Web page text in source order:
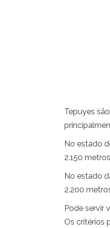
Tepuyes
No estado
2.150
No estado
2.200
Pode servir
Os critérios